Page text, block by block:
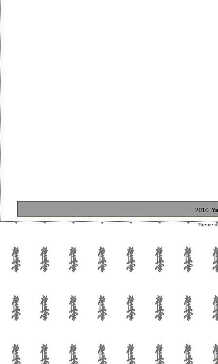
2010
Theme